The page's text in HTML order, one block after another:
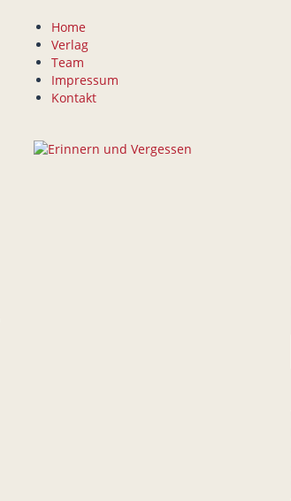
Home
Verlag
Team
Impressum
Kontakt